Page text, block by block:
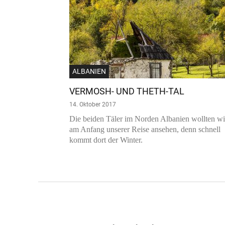
ALBANIEN
VERMOSH- UND THETH-TAL
14. Oktober 2017
Die beiden Täler im Norden Albanien wollten
am Anfang unserer Reise ansehen, denn schnell
kommt dort der Winter.